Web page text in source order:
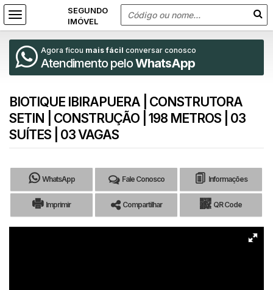
Agora ficou mais fácil conversar conosco
Atendimento peloWhatsApp
BIOTIQUE IBIRAPUERA | CONSTRUTORA
SETIN | CONSTRUÇÃO | 198 METROS | 03
SUÍTES | 03 VAGAS
WhatsApp Fale Conosco Informações
Imprimir Compartilhar QR Code